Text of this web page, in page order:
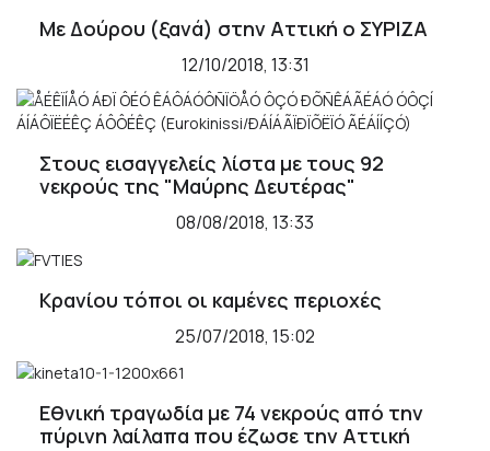
Με Δούρου (ξανά) στην Αττική ο ΣΥΡΙΖΑ
12/10/2018, 13:31
Στους εισαγγελείς λίστα με τους 92
νεκρούς της "Μαύρης Δευτέρας"
08/08/2018, 13:33
Κρανίου τόποι οι καμένες περιοχές
25/07/2018, 15:02
Εθνική τραγωδία με 74 νεκρούς από την
πύρινη λαίλαπα που έζωσε την Αττική